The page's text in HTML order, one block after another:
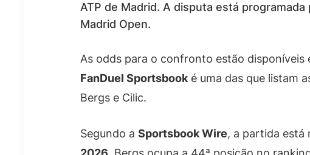
ATP de Madrid. A disputa está
Madrid Open.
As odds para o confronto estão disponíveis
FanDuel Sportsbook é uma das que listam
Bergs e Cilic.
Segundo a Sportsbook Wire, a partida está